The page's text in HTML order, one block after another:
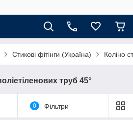
Стикові фітінги (Україна) Коліно
труб 45°
0 Фільтри